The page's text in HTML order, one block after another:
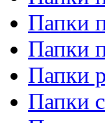
Папки
Папки
Папки
Папки